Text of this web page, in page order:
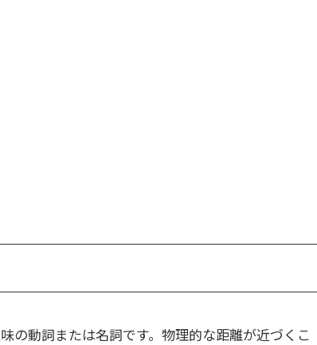
の動詞または名詞です。物理的な距離が近づくこ